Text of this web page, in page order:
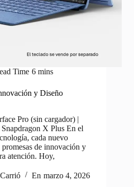
Time 6 mins
y Diseño
Pro (sin cargador) |
X Plus En el
cada nuevo
de innovación y
atención. Hoy,
En marzo 4, 2026